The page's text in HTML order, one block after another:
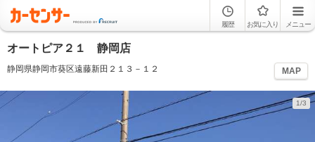
履歴 お気に入り メニュー
オートピア２１ 静岡店
静岡県静岡市葵区遠藤新田２１３－１２ MAP
1/3